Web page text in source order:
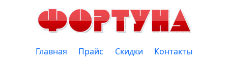
Главная Прайс Скидки Контакты